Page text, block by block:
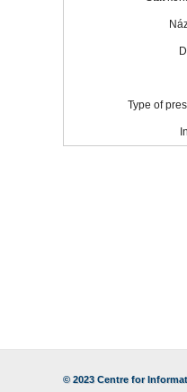
Type of
© 2023 Centre for